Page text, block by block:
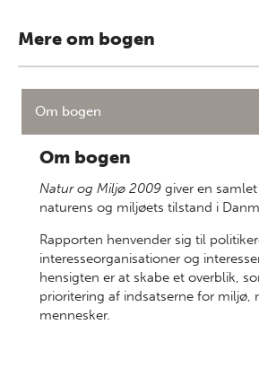
Mere om bogen
Om bogen
Om bogen
Natur og Miljø 2009 giver en
naturens og miljøets tilstand i
Rapporten henvender sig til
interesseorganisationer og
hensigten er at skabe et overblik,
prioritering af indsatserne for miljø,
mennesker.